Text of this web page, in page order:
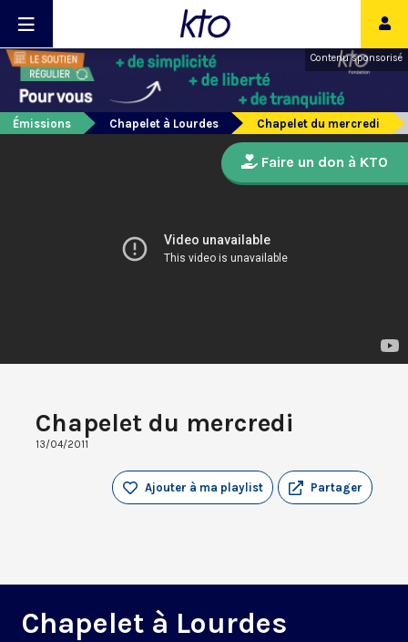
Contenu sponsorisé
Émissions Chapelet à Lourdes Chapelet du mercredi
Chapelet du mercredi
13/04/2011
Partager
Ajouter à ma playlist
Chapelet à Lourdes
Faire un don à KTO